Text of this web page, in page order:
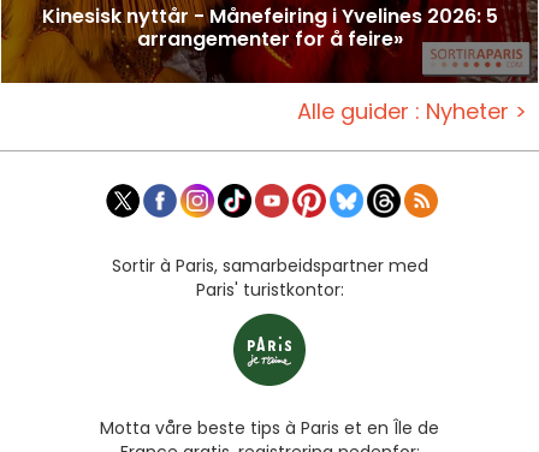
Kinesisk nyttår - Månefeiring i Yvelines 2026: 5
arrangementer for å feire»
Alle guider : Nyheter >
Sortir à Paris, samarbeidspartner med
Paris' turistkontor:
Motta våre beste tips à Paris et en Île de